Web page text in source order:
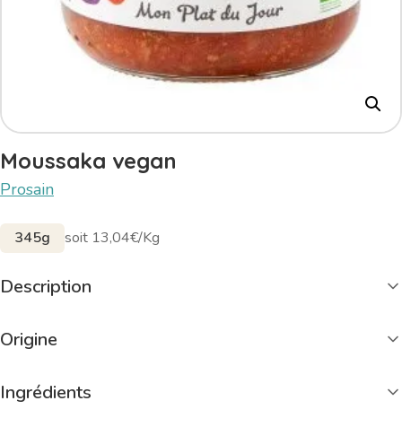
Moussaka vegan
Prosain
345g soit 13,04€/Kg
Description
Origine
Ingrédients